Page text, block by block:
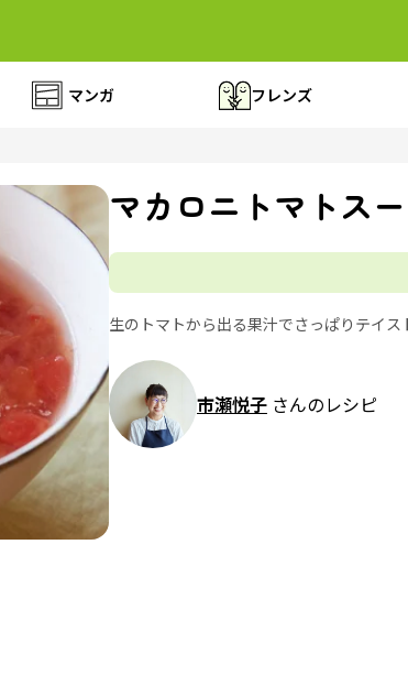
マンガ フレンズ
マカロニトマトス
生のトマトから出る果汁でさっぱりテイス
市瀬悦子 さんのレシピ